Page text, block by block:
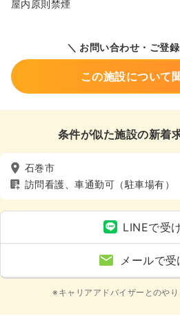
屋内原則禁煙
＼ お問い合わせ・ご登
この施設について
条件が似た施設の新着
石巻市
訪問看護、車通勤可（駐車場有）
LINEで受
メールで受
※キャリアアドバイザーとのや